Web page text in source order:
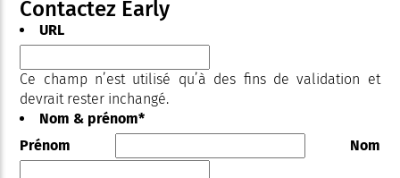
Contactez Early
URL
Ce champ n’est utilisé qu’à des fins de validation et
devrait rester inchangé.
Nom & prénom*
Prénom
Nom